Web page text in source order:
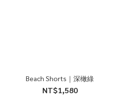
Beach Shorts｜深橄綠
NT$1,580